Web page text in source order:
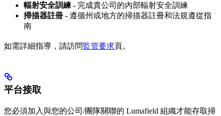
輻射安全訓練 - 完成貴公司的內部輻射安全訓練
掃描器註冊 - 遵循州或地方的掃描器註冊和法規遵從指
南
如需詳細指導，請訪問監管要求頁。
平台接取
您必須加入與您的公司/團隊關聯的 Lumafield 組織才能存取掃